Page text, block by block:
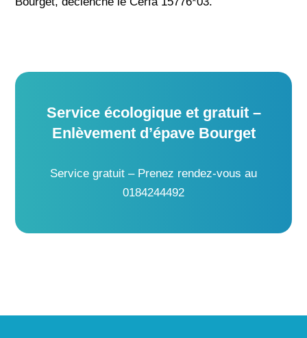
Service écologique et gratuit –
Enlèvement d’épave Bourget
Service gratuit – Prenez rendez-vous au
0184244492